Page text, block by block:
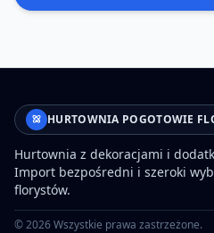
HURTOWNIA POGOTOWIE
Hurtownia z dekoracjami i
Import bezpośredni i szeroki
florystów.
©2026Wszystkie prawa zastrzeżone.